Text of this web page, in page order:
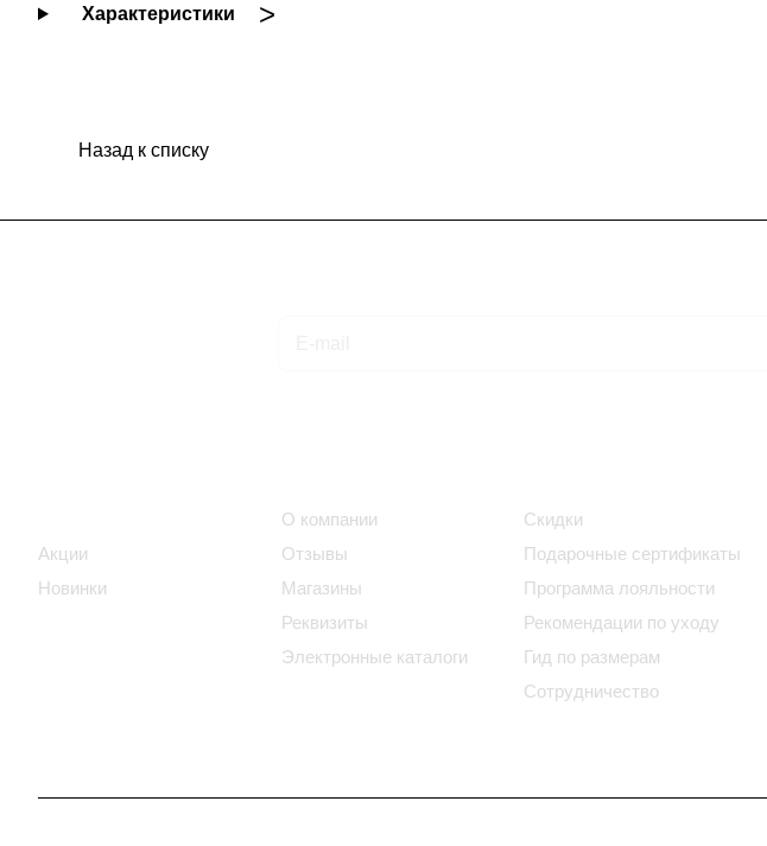
Характеристики
Назад к списку
Акции
Новинки
О компании
Отзывы
Магазины
Реквизиты
Электронные каталоги
Скидки
Подарочные сертификаты
Программа лояльности
Рекомендации по уходу
Гид по размерам
Сотрудничество